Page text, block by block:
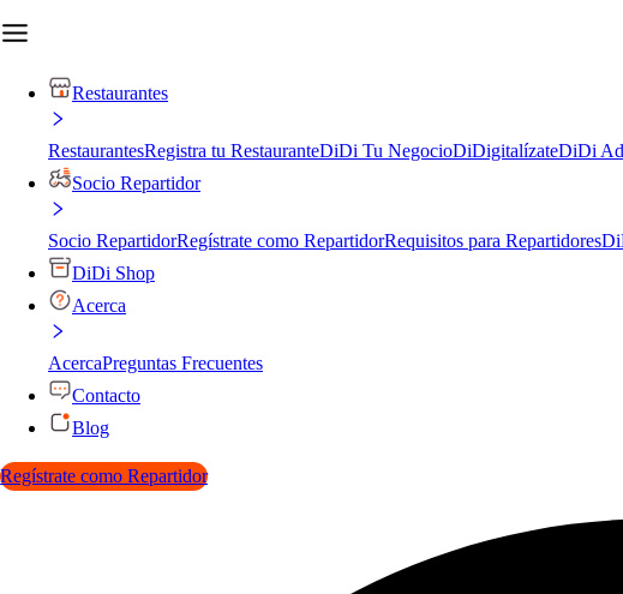
Restaurantes
RestaurantesRegistra tu RestauranteDiDi Tu NegocioDiDigitalízateDiDi
Socio Repartidor
Socio RepartidorRegístrate como RepartidorRequisitos para Repartidores
DiDi Shop
Acerca
AcercaPreguntas Frecuentes
Contacto
Blog
Regístrate como Repartidor